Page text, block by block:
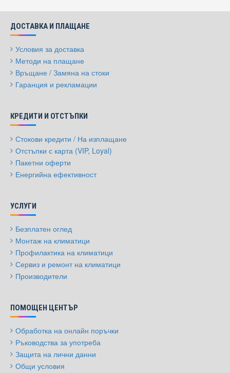
ДОСТАВКА И ПЛАЩАНЕ
Условия за доставка
Методи на плащане
Връщане / Замяна на стоки
Гаранция и рекламации
КРЕДИТИ И ОТСТЪПКИ
Стокови кредити / На изплащане
Отстъпки с карта (VIP, Loyal)
Пакетни оферти
Енергийна ефективност
УСЛУГИ
Безплатен оглед
Монтаж на климатици
Профилактика на климатици
Сервиз и ремонт на климатици
Производители
ПОМОЩЕН ЦЕНТЪР
Обработка на онлайн поръчки
Ръководства за употреба
Защита на лични данни
Общи условия